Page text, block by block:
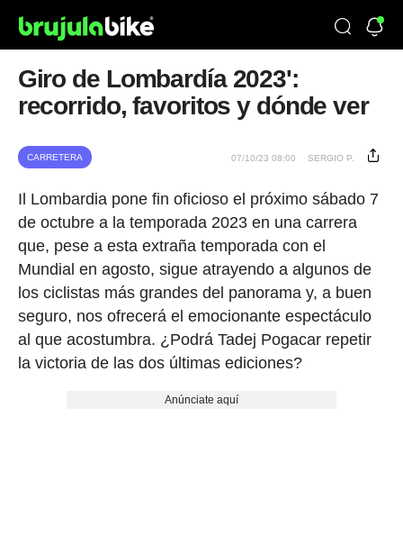
Giro de Lombardía 2023':
recorrido, favoritos y dónde ver
CARRETERA 07/10/23 08:00 SERGIO P.
Il Lombardia pone fin oficioso el próximo sábado 7
de octubre a la temporada 2023 en una carrera
que, pese a esta extraña temporada con el
Mundial en agosto, sigue atrayendo a algunos de
los ciclistas más grandes del panorama y, a buen
seguro, nos ofrecerá el emocionante espectáculo
al que acostumbra. ¿Podrá Tadej Pogacar repetir
la victoria de las dos últimas ediciones?
Anúnciate aquí